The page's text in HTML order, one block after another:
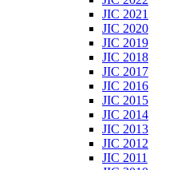
JIC 2021
JIC 2020
JIC 2019
JIC 2018
JIC 2017
JIC 2016
JIC 2015
JIC 2014
JIC 2013
JIC 2012
JIC 2011